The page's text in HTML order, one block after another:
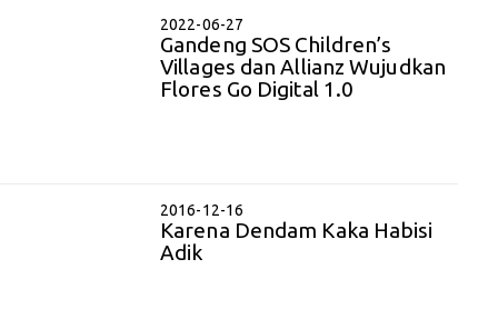
2022-06-27
Gandeng SOS Children’s
Villages dan Allianz Wujudkan
Flores Go Digital 1.0
2016-12-16
Karena Dendam Kaka Habisi
Adik